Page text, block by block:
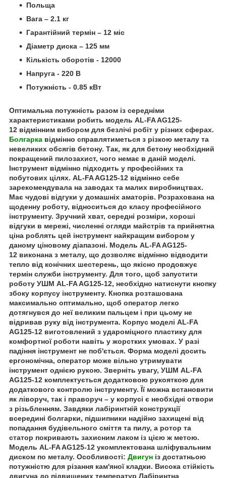
Польща
Вага – 2.1 кг
Гарантійний термін – 12 міс
Діаметр диска – 125 мм
Кількість оборотів - 12000
Напруга - 220 В
Потужність - 0.85 кВт
Оптимальна потужність разом із середніми
характеристиками робить модель AL-FA AG125-
12 відмінним вибором для безлічі робіт у різних сферах.
Болгарка відмінно справлятиметься з різкою металу та
невеликих обсягів бетону. Так, як для бетону необхідний
покращений пилозахист, чого немає в даній моделі.
Інструмент відмінно підходить у професійних та
побутових цілях. AL-FA AG125-12 відмінно себе
зарекомендувала на заводах та малих виробництвах.
Має чудові відгуки у домашніх аматорів. Розрахована на
щоденну роботу, відноситься до класу професійного
інструменту. Зручний хват, середні розміри, хороші
відгуки в мережі, численні огляди майстрів та прийнятна
ціна роблять цей інструмент найкращим вибором у
даному ціновому діапазоні. Модель AL-FA AG125-
12 виконана з металу, що дозволяє відмінно відводити
тепло від конічних шестерень, що якісно продовжує
термін служби інструменту. Для того, щоб запустити
роботу УШМ AL-FA AG125-12, необхідно натиснути кнопку
збоку корпусу інструменту. Кнопка розташована
максимально оптимально, щоб оператор легко
дотягнувся до неї великим пальцем і при цьому не
відривав руку від інструмента. Корпус моделі AL-FA
AG125-12 виготовлений з удароміцного пластику для
комфортної роботи навіть у жорстких умовах. У разі
падіння інструмент не поб'ється. Форма моделі досить
ергономічна, оператор може вільно утримувати
інструмент однією рукою. Зверніть увагу, УШМ AL-FA
AG125-12 комплектується додатковою рукояткою для
додаткового контролю інструменту. Її можна встановити
як ліворуч, так і праворуч – у корпусі є необхідні отвори
з різьбленням. Завдяки лабіринтній конструкції
всередині болгарки, підшипники надійно захищені від
попадання будівельного сміття та пилу, а ротор та
статор покривають захисним лаком із цією ж метою.
Модель AL-FA AG125-12 укомплектована шліфувальним
диском по металу. Особливості: Двигун із достатньою
потужністю для різання кам'яної кладки. Висока стійкість
двигуна до підвищених температур Лабіринтна